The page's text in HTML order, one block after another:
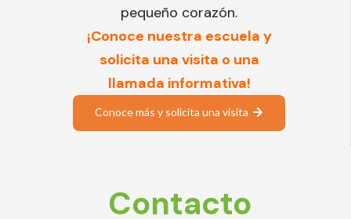
pequeño corazón.
¡Conoce nuestra escuela y
solicita una visita o una
llamada informativa!
Conoce más y solicita una visita
Contacto